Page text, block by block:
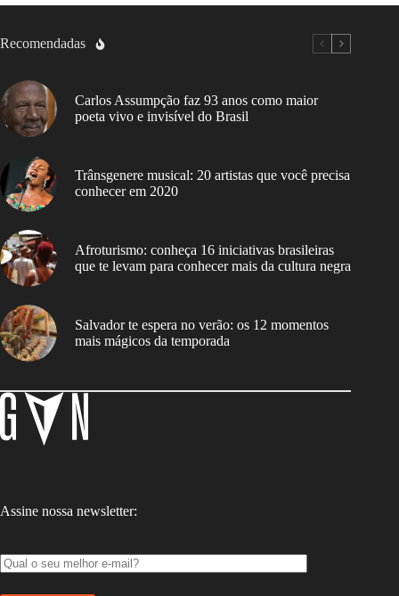
Recomendadas
Carlos Assumpção faz 93 anos como maior
poeta vivo e invisível do Brasil
Trânsgenere musical: 20 artistas que você precisa
conhecer em 2020
Afroturismo: conheça 16 iniciativas brasileiras
que te levam para conhecer mais da cultura negra
Salvador te espera no verão: os 12 momentos
mais mágicos da temporada
Assine nossa newsletter: